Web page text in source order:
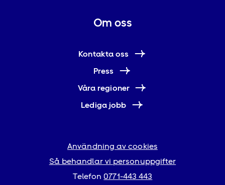
Om oss
Kontakta oss
Press
Våra regioner
Lediga jobb
Användning av cookies
Så behandlar vi personuppgifter
Telefon0771-443 443